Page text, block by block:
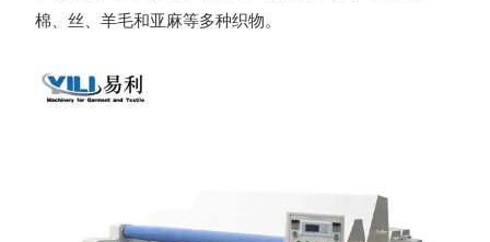
棉、丝、羊毛和亚麻等多种织物。